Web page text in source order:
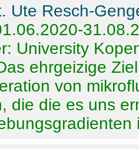
Ute Resch-
University
ehrgeizige
von
die die es uns